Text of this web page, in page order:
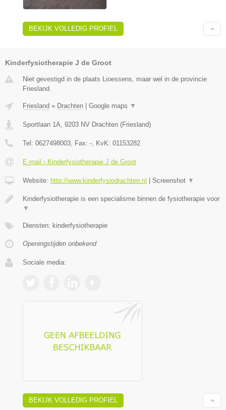
BEKIJK VOLLEDIG PROFIEL
Kinderfysiotherapie J de Groot
Niet gevestigd in de plaats Lioessens, maar wel in de provincie
Friesland.
Friesland » Drachten Google maps ▼
Sportlaan 1A, 9203 NV Drachten (Friesland)
Tel: 0627498003, Fax: -, KvK: 01153282
E-mail › Kinderfysiotherapie J de Groot
Website: http://www.kinderfysiodrachten.nl Screenshot ▼
Kinderfysiotherapie is een specialisme binnen de fysiotherapie voor
▼
Diensten: kinderfysiotherapie
Openingstijden onbekend
Sociale media:
BEKIJK VOLLEDIG PROFIEL